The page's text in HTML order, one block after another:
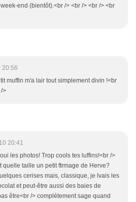
end (bientôt).<br /> <br /> <br /> <br
20:56
muffin m'a lair tout simplement divin !<br
>
20:41
les photos! Trop cools tes luffins!<br />
quelle taille un petit ftrmage de Herve?
cerises mais, classique, je lvais les
et peut-être aussi des baies de
être<br /> complétement sage quand